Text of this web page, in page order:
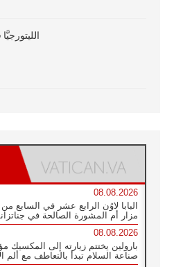
08.08.2026
البابا لاوُن الرابع عشر في السابع
مزار أم المشورة الصالحة في
08.08.2026
بارولين يختتم زيارته إلى المكسيك
صناعة السلام تبدأ بالتعاطف مع ألم